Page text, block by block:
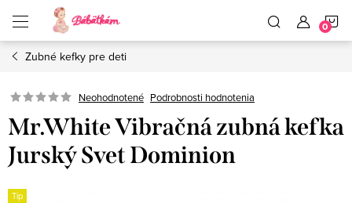
obsah
Zubné kefky pre deti
Neohodnotené Podrobnosti hodnotenia
Mr.White Vibračná zubná kefka
Jurský Svet Dominion
Tip